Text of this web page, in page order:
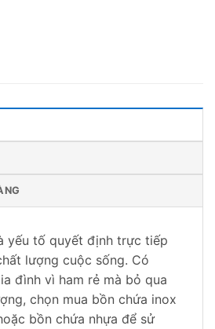
yếu tố quyết định trực tiếp
lượng cuộc sống. Có
đình vì ham rẻ mà bỏ qua
chọn mua bồn chứa inox
bồn chứa nhựa để sử